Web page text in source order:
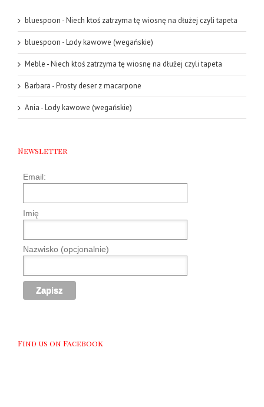
bluespoon -Niech ktoś zatrzyma tę wiosnę na dłużej czyli tapeta
bluespoon -Lody kawowe (wegańskie)
Meble -Niech ktoś zatrzyma tę wiosnę na dłużej czyli tapeta
Barbara -Prosty deser z macarpone
Ania -Lody kawowe (wegańskie)
Newsletter
Email:
Imię
Nazwisko (opcjonalnie)
Find us on Facebook